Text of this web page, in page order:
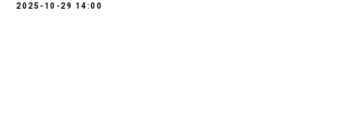
2025-10-29 14:00